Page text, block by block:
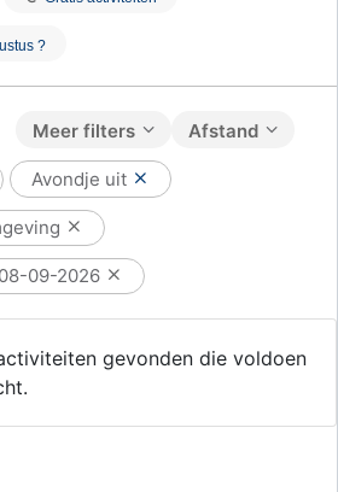
?
Afstand
Meer filters
Avondje uit
09-2026
gevonden die voldoen